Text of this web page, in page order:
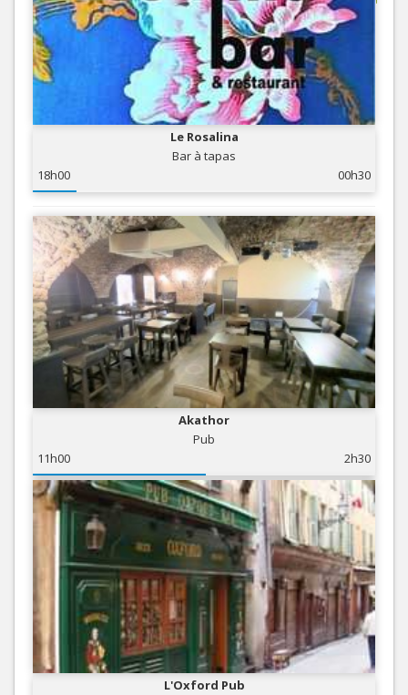
Le Rosalina
Bar à tapas
18h00
00h30
Akathor
Pub
11h00
2h30
L'Oxford Pub